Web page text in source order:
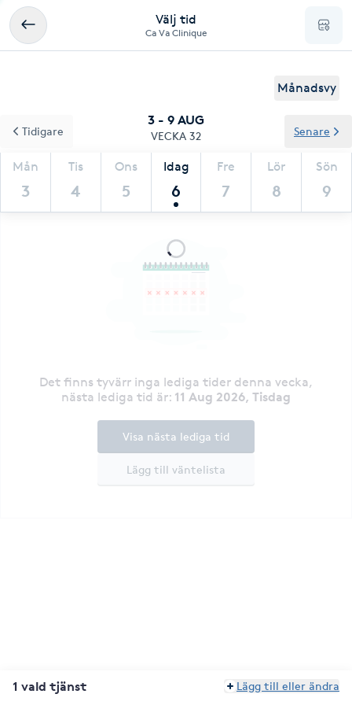
Välj tid
Ca Va Clinique
Månadsvy
3 - 9 AUG
VECKA 32
Mån
3
Tis
4
Ons
5
Idag
6
Fre
7
Lör
8
Sön
9
Tidigare Senare
Det finns tyvärr inga lediga tider denna vecka,
nästa lediga tid är: 11 Aug 2026, Tisdag
Lägg till väntelista
Visa nästa lediga tid
1 vald tjänst Lägg till eller ändra